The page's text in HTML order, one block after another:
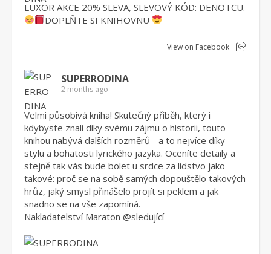
LUXOR AKCE 20% SLEVA, SLEVOVÝ KÓD: DENOTCU.
DOPLŇTE SI KNIHOVNU
View on Facebook
SUPERRODINA
2 months ago
Velmi působivá kniha! Skutečný příběh, který i
kdybyste znali díky svému zájmu o historii, touto
knihou nabývá dalších rozměrů - a to nejvíce díky
stylu a bohatosti lyrického jazyka. Oceníte detaily a
stejně tak vás bude bolet u srdce za lidstvo jako
takové: proč se na sobě samých dopouštělo takových
hrůz, jaký smysl přinášelo projít si peklem a jak
snadno se na vše zapomíná.
Nakladatelství Maraton @sledující